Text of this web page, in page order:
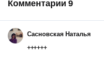
Комментарии 9
Сасновская Наталья
++++++